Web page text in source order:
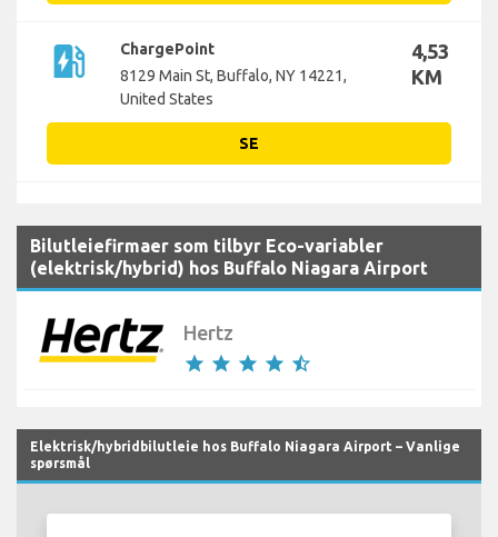
ev_station
ChargePoint
8129 Main St, Buffalo, NY 14221,
United States
4,53
KM
SE
Bilutleiefirmaer som tilbyr Eco-variabler
(elektrisk/hybrid) hos Buffalo Niagara Airport
Hertz
star star star star star_half
Elektrisk/hybridbilutleie hos Buffalo Niagara Airport – Vanlige
spørsmål